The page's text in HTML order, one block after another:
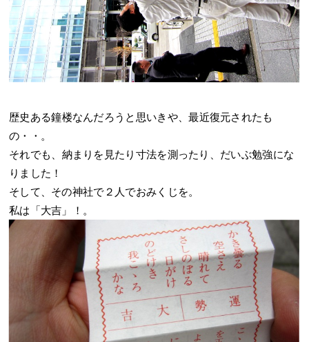
歴史ある鐘楼なんだろうと思いきや、最近復元されたも
の・・。
それでも、納まりを見たり寸法を測ったり、だいぶ勉強にな
りました！
そして、その神社で２人でおみくじを。
私は「大吉」！。